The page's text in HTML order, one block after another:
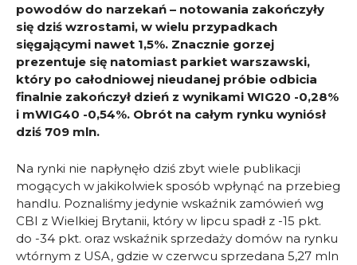
powodów do narzekań – notowania zakończyły
się dziś wzrostami, w wielu przypadkach
sięgającymi nawet 1,5%. Znacznie gorzej
prezentuje się natomiast parkiet warszawski,
który po całodniowej nieudanej próbie odbicia
finalnie zakończył dzień z wynikami WIG20 -0,28%
i mWIG40 -0,54%. Obrót na całym rynku wyniósł
dziś 709 mln.
Na rynki nie napłynęło dziś zbyt wiele publikacji
mogących w jakikolwiek sposób wpłynąć na przebieg
handlu. Poznaliśmy jedynie wskaźnik zamówień wg
CBI z Wielkiej Brytanii, który w lipcu spadł z -15 pkt.
do -34 pkt. oraz wskaźnik sprzedaży domów na rynku
wtórnym z USA, gdzie w czerwcu sprzedana 5,27 mln